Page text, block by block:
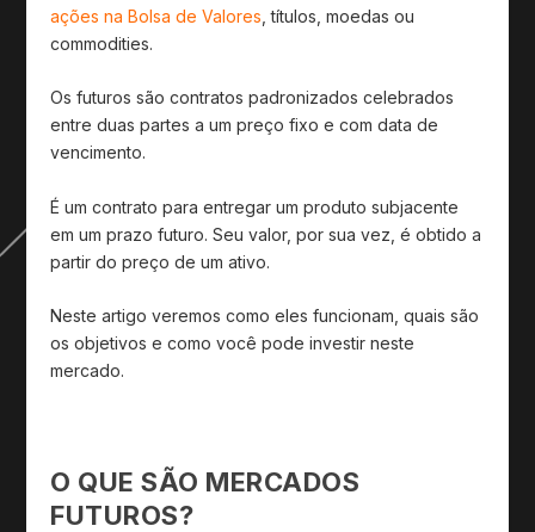
ações na Bolsa de Valores , títulos, moedas ou
commodities.
Os futuros são contratos padronizados celebrados
entre duas partes a um preço fixo e com data de
vencimento.
É um contrato para entregar um produto subjacente
em um prazo futuro. Seu valor, por sua vez, é obtido a
partir do preço de um ativo.
Neste artigo veremos como eles funcionam, quais são
os objetivos e como você pode investir neste
mercado.
O QUE SÃO MERCADOS
FUTUROS?